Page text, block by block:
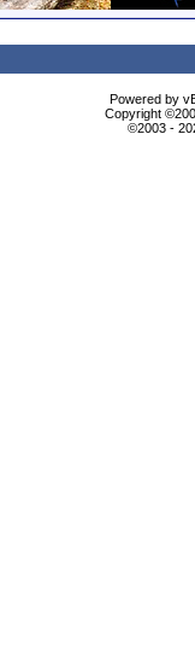
Powered by
Copyright
©2003 -